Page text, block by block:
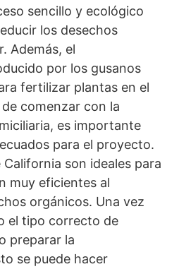
sencillo y ecológico
los desechos
Además, el
por los gusanos
fertilizar plantas en el
comenzar con la
es importante
para el proyecto.
son ideales para
muy eficientes al
orgánicos. Una vez
el tipo correcto de
preparar la
se puede hacer